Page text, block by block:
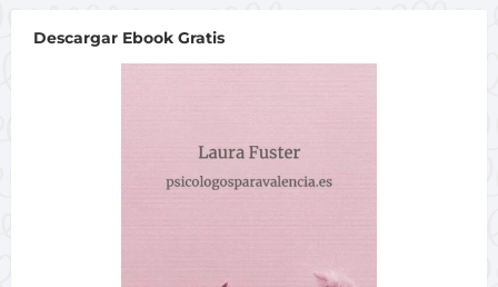
Descargar Ebook Gratis